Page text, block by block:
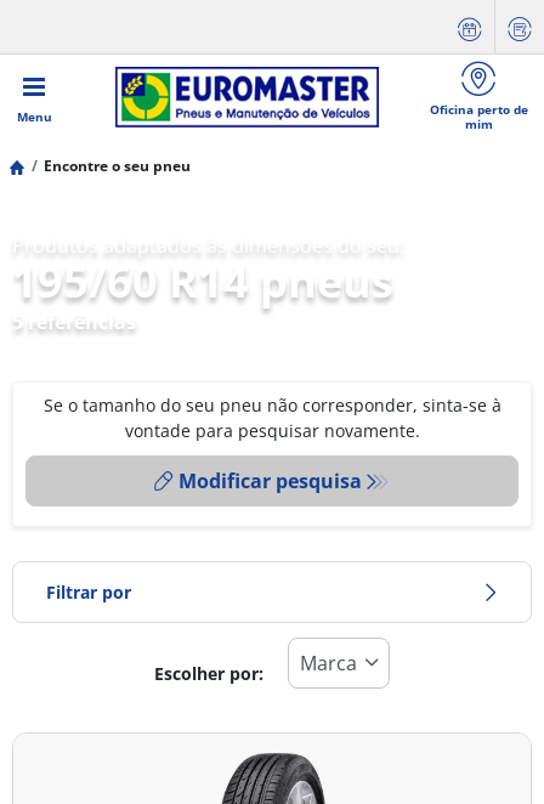
Menu
Oficina perto de
mim
Encontre o seu pneu
195/60 R14 pneus
5 referências
Se o tamanho do seu pneu não corresponder, sinta-se à
vontade para pesquisar novamente.
Modificar pesquisa
Filtrar por
Todos os tipos (5)
Escolher por: